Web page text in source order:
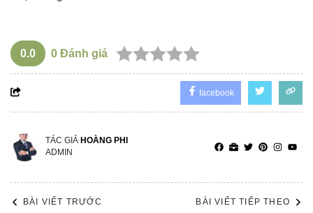
0.0 0 Đánh giá
facebook
TÁC GIẢ HOÀNG PHI
ADMIN
BÀI VIẾT TRƯỚC BÀI VIẾT TIẾP THEO